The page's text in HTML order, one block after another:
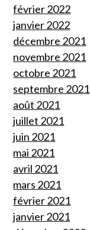
février 2022
janvier 2022
décembre 2021
novembre 2021
octobre 2021
septembre 2021
août 2021
juillet 2021
juin 2021
mai 2021
avril 2021
mars 2021
février 2021
janvier 2021